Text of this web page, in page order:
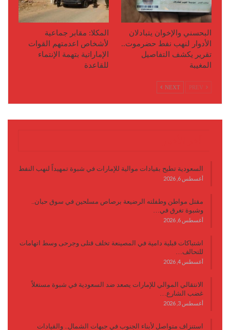
البحسني والإخوان يتبادلان
الأدوار لنهب نفط حضرموت..
تقرير يكشف التفاصيل
المغيبة
المكلا: مقابر جماعية
ﻷشخاص اعدمتهم القوات
اﻹماراتية بتهمة اﻹنتماء
للقاعدة
NEXT
السعودية تطيح بقيادات موالية للإمارات في شبوة تمهيداً لنهب النفط
أغسطس 6, 2026
مقتل مواطن وطفلته الرضيعة برصاص مسلحين في سوق حبان..
وشبوة تغرق في…
أغسطس 6, 2026
اشتباكات قبلية دامية في المصينعة تخلف قتلى وجرحى وسط اتهامات
للتحالف…
أغسطس 4, 2026
الانتقالي الموالي للإمارات يصعد ضد السعودية في شبوة مستغلاً
غضب الشارع…
أغسطس 3, 2026
استنزاف متواصل لأبناء الجنوب في جبهات الشمال.. والقيادات